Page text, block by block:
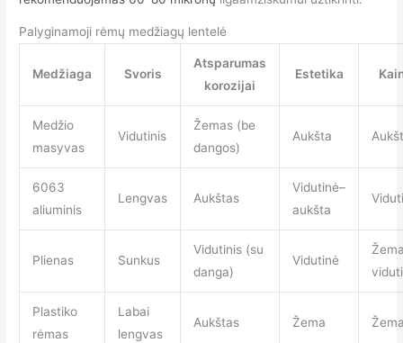
Palyginamoji rėmų medžiagų lentelė
Medžiaga Svoris
Atsparumas
korozijai
Estetika
Medžio
masyvas
Vidutinis
Žemas (be
dangos)
Aukšta
6063
aliuminis
Lengvas Aukštas
Vidutinė–
aukšta
Plienas Sunkus
Vidutinis (su
danga)
Vidutinė
Plastiko
rėmas
Labai
lengvas
Aukštas Žema